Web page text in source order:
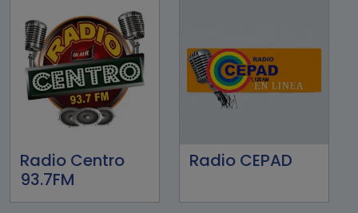
Radio Centro
93.7FM
Radio CEPAD